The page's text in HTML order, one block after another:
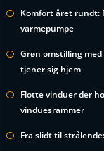
Komfort året rundt:
varmepumpe
Grøn omstilling
tjener sig hjem
Flotte vinduer der
vinduesrammer
Fra slidt til